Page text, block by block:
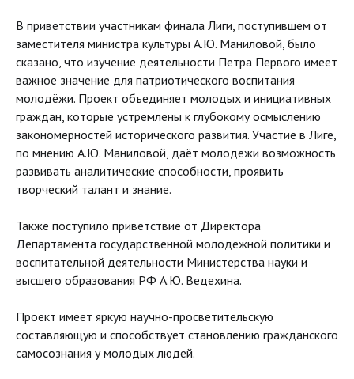
В приветствии участникам финала Лиги, поступившем от
заместителя министра культуры А.Ю. Маниловой, было
сказано, что изучение деятельности Петра Первого имеет
важное значение для патриотического воспитания
молодёжи. Проект объединяет молодых и инициативных
граждан, которые устремлены к глубокому осмыслению
закономерностей исторического развития. Участие в Лиге,
по мнению А.Ю. Маниловой, даёт молодежи возможность
развивать аналитические способности, проявить
творческий талант и знание.
Также поступило приветствие от Директора
Департамента государственной молодежной политики и
воспитательной деятельности Министерства науки и
высшего образования РФ А.Ю. Ведехина.
Проект имеет яркую научно-просветительскую
составляющую и способствует становлению гражданского
самосознания у молодых людей.